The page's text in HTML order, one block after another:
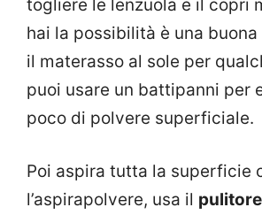
togliere le lenzuola e il copri
hai la possibilità è una
il materasso al sole per
puoi usare un battipanni per
poco di polvere superficiale.
Poi aspira tutta la superficie
l’aspirapolvere, usa il